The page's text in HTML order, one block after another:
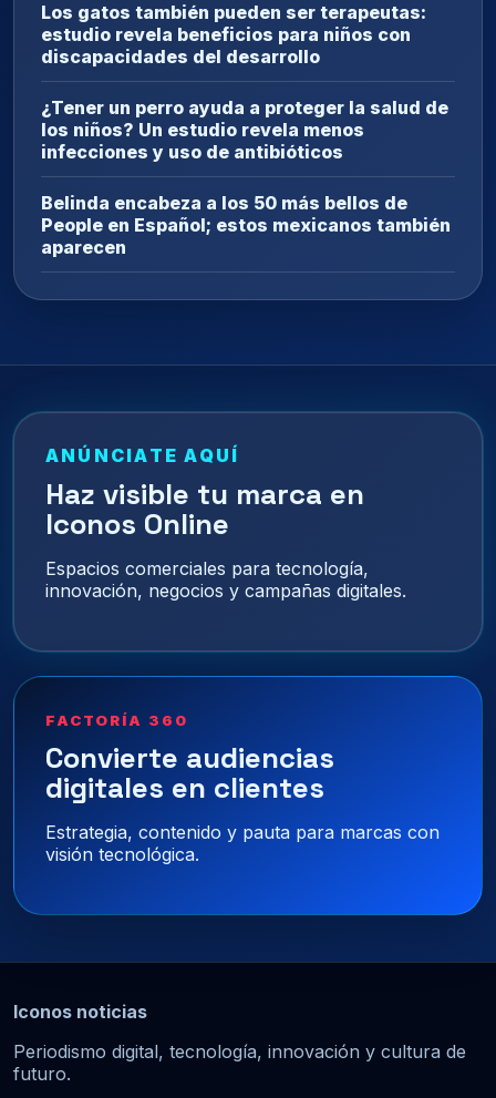
Los gatos también pueden ser terapeutas:
estudio revela beneficios para niños con
discapacidades del desarrollo
¿Tener un perro ayuda a proteger la salud de
los niños? Un estudio revela menos
infecciones y uso de antibióticos
Belinda encabeza a los 50 más bellos de
People en Español; estos mexicanos también
aparecen
ANÚNCIATE AQUÍ
Haz visible tu marca en
Iconos Online
Espacios comerciales para tecnología,
innovación, negocios y campañas digitales.
FACTORÍA 360
Convierte audiencias
digitales en clientes
Estrategia, contenido y pauta para marcas con
visión tecnológica.
Iconos noticias
Periodismo digital, tecnología, innovación y cultura de
futuro.